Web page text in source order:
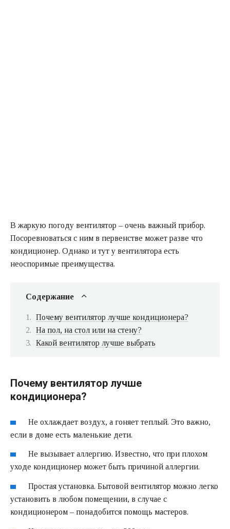
В жаркую погоду вентилятор – очень важный прибор.
Посоревноваться с ним в первенстве может разве что
кондиционер. Однако и тут у вентилятора есть
неоспоримые преимущества.
Содержание
Почему вентилятор лучше кондиционера?
На пол, на стол или на стену?
Какой вентилятор лучше выбрать
Почему вентилятор лучше
кондиционера?
Не охлаждает воздух, а гоняет теплый. Это важно,
если в доме есть маленькие дети.
Не вызывает аллергию. Известно, что при плохом
уходе кондиционер может быть причиной аллергии.
Простая установка. Бытовой вентилятор можно легко
установить в любом помещении, в случае с
кондиционером – понадобится помощь мастеров.